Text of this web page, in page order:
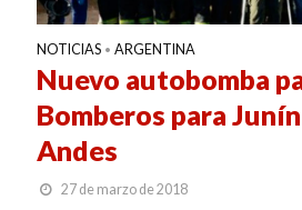
NOTICIAS • ARGENTINA
Nuevo autobomba
Bomberos para
Andes
27 de marzo de 2018